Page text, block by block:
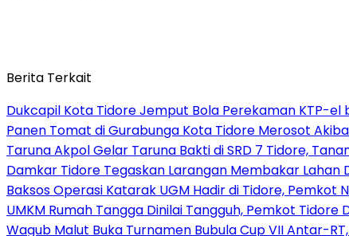
Berita Terkait
Dukcapil Kota Tidore Jemput Bola Perekaman KTP-el
Panen Tomat di Gurabunga Kota Tidore Merosot
Taruna Akpol Gelar Taruna Bakti di SRD 7 Tidore,
Damkar Tidore Tegaskan Larangan Membakar Lahan
Baksos Operasi Katarak UGM Hadir di Tidore, Pemkot
UMKM Rumah Tangga Dinilai Tangguh, Pemkot
Wagub Malut Buka Turnamen Bubula Cup VII Antar-